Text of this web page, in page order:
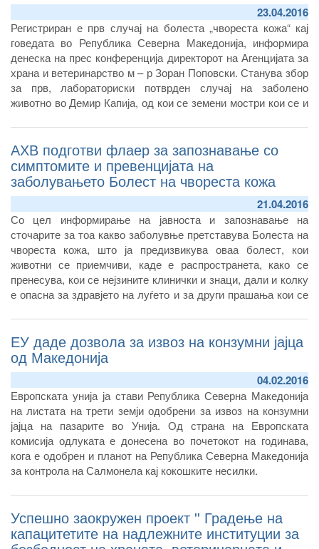
23.04.2016
Регистриран е прв случај на болеста „чвореста кожа“ кај
говедата во Република Северна Македонија, информира
денеска на прес конференција директорот на Агенцијата за
храна и ветеринарство м – р Зоран Поповски. Станува збор
за прв, лабораториски потврден случај на заболено
животно во Демир Капија, од кои се земени мостри кои се и
АХВ подготви флаер за запознавање со
симптомите и превенцијата на
заболувањето Болест на чвореста кожа
21.04.2016
Со цел информирање на јавноста и запознавање на
сточарите за тоа какво заболувње претставува Болеста на
чвореста кожа, што ја предизвикува оваа болест, кои
животни се приемчиви, каде е распространета, како се
пренесува, кои се нејзините клинички и знаци, дали и колку
е опасна за здравјето на луѓето и за други прашања кои се
ветреринарство подготви информативно - едукативен
флаер со цел полеснопрепознавање на симптомите на
Болеста на чвореста кожа и навремено преземање на
потребните меерки за превенција и заштита.
ЕУ даде дозвола за извоз на конзумни јајца
од Македонија
04.02.2016
Европската унија ја стави Република Северна Македонија
на листата на трети земји одобрени за извоз на конзумни
јајца на пазарите во Унија. Од страна на Европската
комисија одлуката е донесена во почетокот на годинава,
кога е одобрен и планот на Република Северна Македонија
за контрола на Салмонела кај кокошките несилки.
Успешно заокружен проект '' Градење на
капацитетите на надлежните институции за